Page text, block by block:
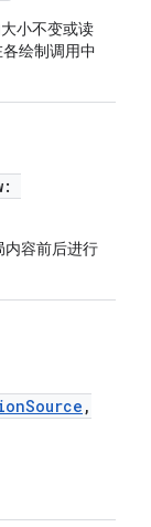
小不变或读
绘制调用中
内容前后进行
,